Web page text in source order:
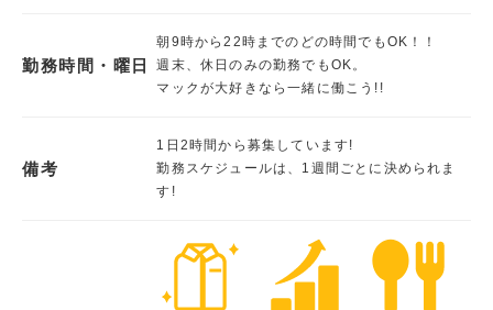
勤務時間・曜日
朝9時から22時までのどの時間でもOK！！
週末、休日のみの勤務でもOK。
マックが大好きなら一緒に働こう!!
備考
1日2時間から募集しています!
勤務スケジュールは、1週間ごとに決められま
す!